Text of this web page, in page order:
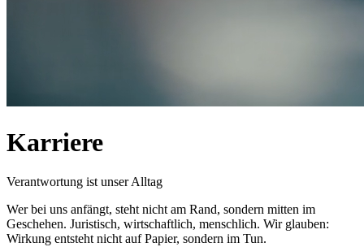
Karriere
Verantwortung ist unser Alltag
Wer bei uns anfängt, steht nicht am Rand, sondern mitten im
Geschehen. Juristisch, wirtschaftlich, menschlich. Wir glauben:
Wirkung entsteht nicht auf Papier, sondern im Tun.